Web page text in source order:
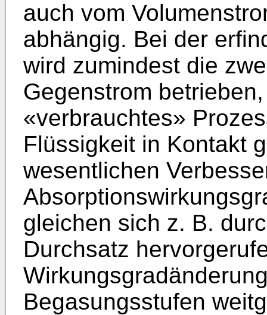
auch vom
abhängig. Bei der
wird zumindest die
Gegenstrom
«verbrauchtes»
Flüssigkeit in Kontakt
wesentlichen
gleichen sich z. B.
Durchsatz
Begasungsstufen